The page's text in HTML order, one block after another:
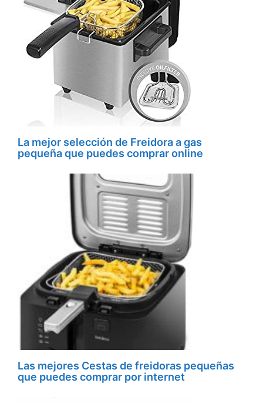
La mejor selección de Freidora a gas
pequeña que puedes comprar online
Las mejores Cestas de freidoras pequeñas
que puedes comprar por internet